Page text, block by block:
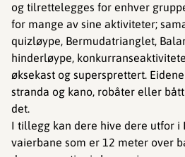
og tilrettelegges for enhver
for mange av sine aktiviteter;
quizløype, Bermudatrianglet,
hinderløype,
øksekast og supersprettert.
stranda og kano, robåter eller
det.
I tillegg kan dere hive dere utfor i
vaierbane som er 12 meter over